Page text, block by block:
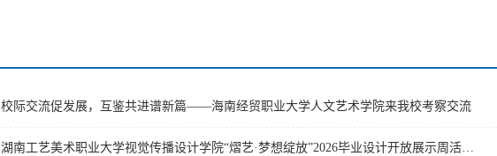
校际交流促发展，互鉴共进谱新篇——海南经贸职业大学人文艺术学院来我校考察交流
湖南工艺美术职业大学视觉传播设计学院“熠艺·梦想绽放”2026毕业设计开放展示周活…